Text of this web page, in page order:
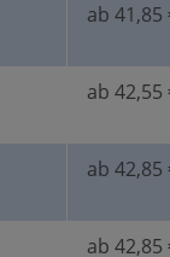
ab 41,85
ab 42,55
ab 42,85
ab 42,85